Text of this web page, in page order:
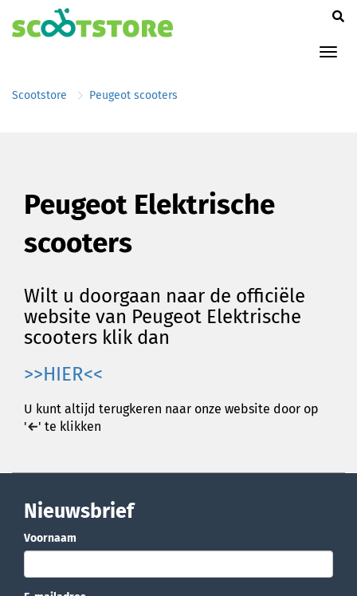
Scootstore Peugeot scooters
Peugeot Elektrische
scooters
Wilt u doorgaan naar de officiële
website van Peugeot Elektrische
scooters klik dan
>>HIER<<
U kunt altijd terugkeren naar onze website door op
'←' te klikken
Nieuwsbrief
Voornaam